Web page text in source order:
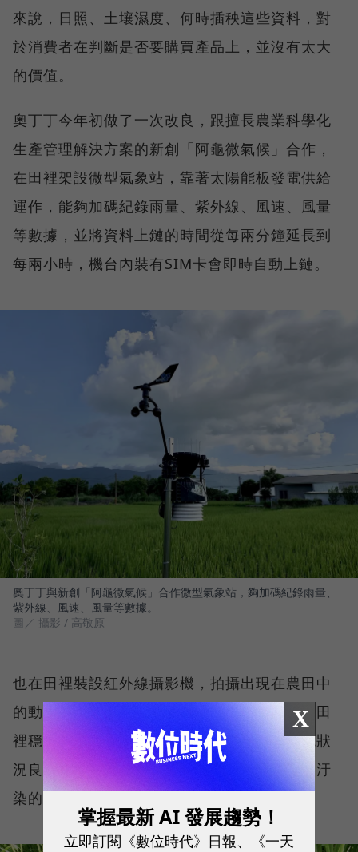
來說，日照、土壤濕度、何時插秧這些資料，對
於消費者在判斷是否要購買產品上，並沒有太大
的價值。
奧丁丁今年初做了一次改良，跟擅長農業科學化
生產管理解決方案的新創「阿龜微氣候」合作，
在田裡架設微型氣象站，靠著太陽能板發電供給
運作，能夠加碼紀錄雨量、紫外線、風速、風量
等數據，並將資料上鏈的時間從每兩分鐘延長到
每兩小時，機台內裝有SIM卡會即時自動上鏈。
奧丁丁與新創「阿龜微氣候」合作微型氣象站，夠加碼紀錄雨量、
紫外線、風速、風量等數據。
圖／ 攝影 / 高敬原
也在田裡裝設紅外線攝影機，拍攝出現在農田中
的動物，「這個也是判斷產品好壞的依據。」田
裡穩定出現紅冠水雞、白鷺鷥、鼬獾代表環境狀
況良好，如果動物種類減少，就可能是環境受汙
染的警訊。
X
掌握最新 AI 發展趨勢！
立即訂閱《數位時代》日報、《一天